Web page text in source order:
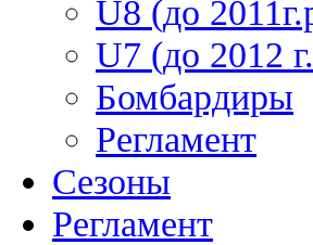
U8 (до
U7 (до 2012
Бомбардиры
Регламент
Сезоны
Регламент